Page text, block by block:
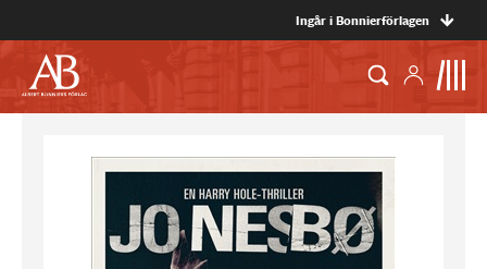
Ingår i Bonnierförlagen